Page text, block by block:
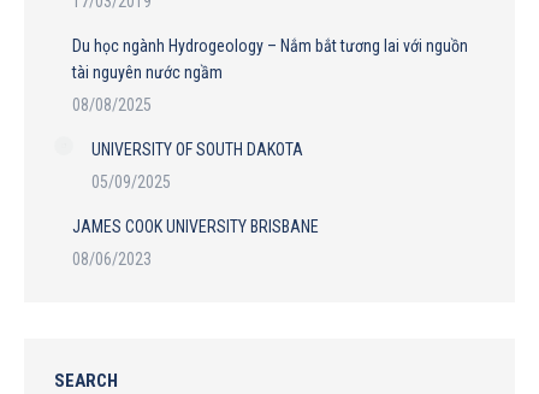
Du học ngành Hydrogeology – Nắm bắt tương lai với nguồn
tài nguyên nước ngầm
08/08/2025
UNIVERSITY OF SOUTH DAKOTA
05/09/2025
JAMES COOK UNIVERSITY BRISBANE
08/06/2023
SEARCH